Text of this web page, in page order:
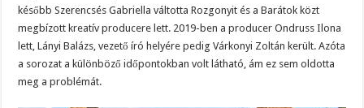
később Szerencsés Gabriella váltotta Rozgonyit és a Barátok közt
megbízott kreatív producere lett. 2019-ben a producer Ondruss Ilona
lett, Lányi Balázs, vezető író helyére pedig Várkonyi Zoltán került. Azóta
a sorozat a különböző időpontokban volt látható, ám ez sem oldotta
meg a problémát.